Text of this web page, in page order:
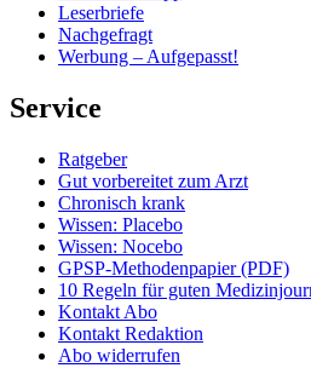
Leserbriefe
Nachgefragt
Werbung – Aufgepasst!
Service
Ratgeber
Gut vorbereitet zum Arzt
Chronisch krank
Wissen: Placebo
Wissen: Nocebo
GPSP-Methodenpapier (PDF)
10 Regeln für guten
Kontakt Abo
Kontakt Redaktion
Abo widerrufen